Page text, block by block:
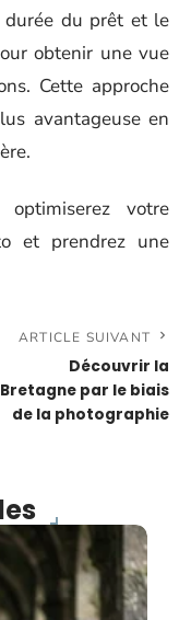
durée du prêt et le
obtenir une vue
Cette approche
avantageuse en
votre
et prendrez une
ARTICLE SUIVANT
Découvrir la
Bretagne par le biais
de la photographie